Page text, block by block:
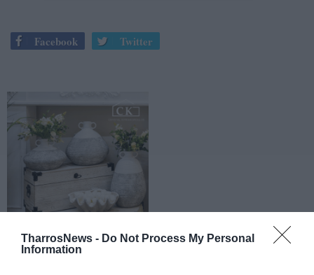
TharrosNews - Do Not Process My Personal
Information
Facebook Twitter